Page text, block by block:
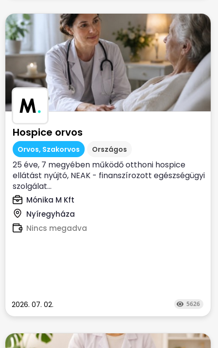
M.
Hospice orvos
Orvos, Szakorvos Országos
25 éve, 7 megyében működő otthoni hospice
ellátást nyújtó, NEAK - finanszírozott egészségügyi
szolgálat...
Mónika M Kft
Nyíregyháza
Nincs megadva
2026. 07. 02. 5626